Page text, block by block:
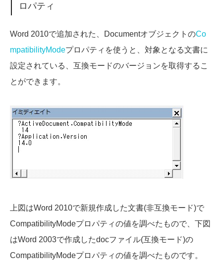
ロパティ
Word 2010で追加された、DocumentオブジェクトのCo
mpatibilityModeプロパティを使うと、対象となる文書に
設定されている、互換モードのバージョンを取得するこ
とができます。
上図はWord 2010で新規作成した文書(非互換モード)で
CompatibilityModeプロパティの値を調べたもので、下図
はWord 2003で作成したdocファイル(互換モード)の
CompatibilityModeプロパティの値を調べたものです。